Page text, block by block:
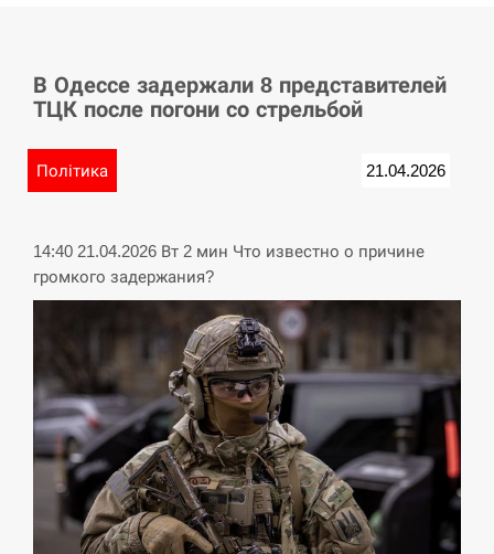
15:40
У Німеччині удар блискавки розділив навпіл
місто в Баварії
СЕРПЕНЬ
СЕРПЕНЬ
Іспанія попросила партнерів не критикувати
Марокко через міграційну кризу –…
СЕРПЕНЬ
РФ провела новий раунд таємних зустрічей з
Європою щодо війни…
СЕРПЕНЬ
В Одессе задержали 8 представителей
ТЦК после погони со стрельбой
Політика 21.04.2026
14:40 21.04.2026 Вт 2 мин Что известно о причине
громкого задержания?